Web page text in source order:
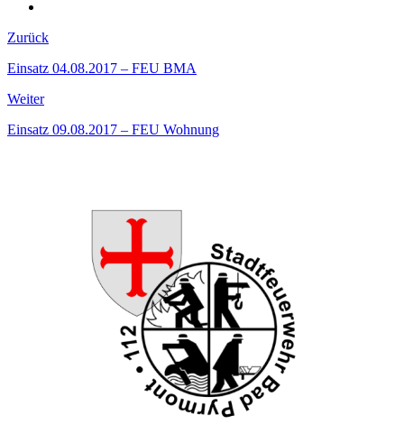
Zurück
Einsatz 04.08.2017 – FEU BMA
Weiter
Einsatz 09.08.2017 – FEU Wohnung